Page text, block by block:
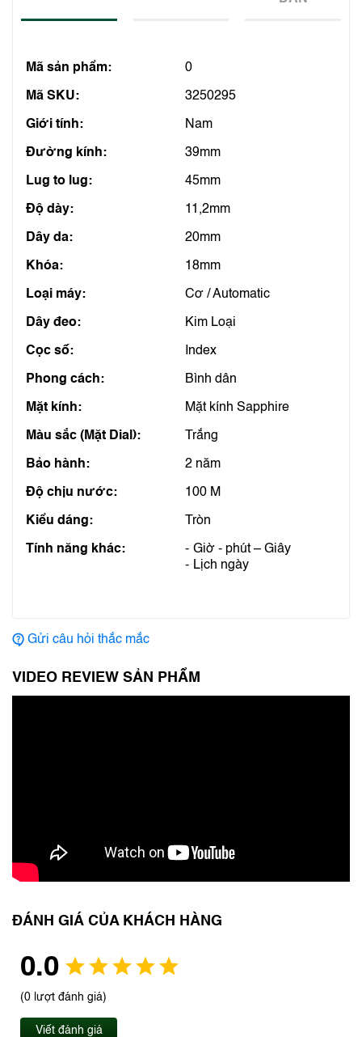
Mã sản phẩm: 0
Mã SKU: 3250295
Giới tính: Nam
Đường kính: 39mm
Lug to lug: 45mm
Độ dày: 11,2mm
Dây da: 20mm
Khóa: 18mm
Loại máy: Cơ / Automatic
Dây đeo: Kim Loại
Cọc số: Index
Phong cách: Bình dân
Mặt kính: Mặt kính Sapphire
Màu sắc (Mặt Dial): Trắng
Bảo hành: 2 năm
Độ chịu nước: 100 M
Kiểu dáng: Tròn
Tính năng khác:
Giờ - phút – Giây
Lịch ngày
Gửi câu hỏi thắc mắc
VIDEO REVIEW SẢN PHẨM
ĐÁNH GIÁ CỦA KHÁCH HÀNG
0.0
(0 lượt đánh giá)
Viết đánh giá